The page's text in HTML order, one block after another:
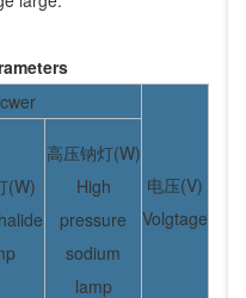
电压(V)
Volgtage
(W)
高压钠灯(W)
High
pressure
sodium
lamp